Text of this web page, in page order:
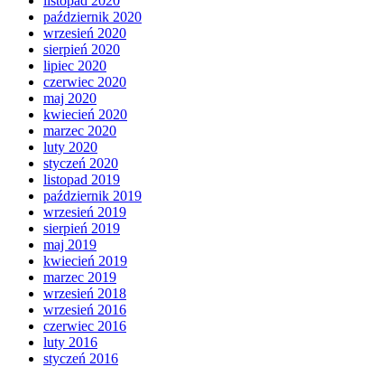
październik 2020
wrzesień 2020
sierpień 2020
lipiec 2020
czerwiec 2020
maj 2020
kwiecień 2020
marzec 2020
luty 2020
styczeń 2020
listopad 2019
październik 2019
wrzesień 2019
sierpień 2019
maj 2019
kwiecień 2019
marzec 2019
wrzesień 2018
wrzesień 2016
czerwiec 2016
luty 2016
styczeń 2016